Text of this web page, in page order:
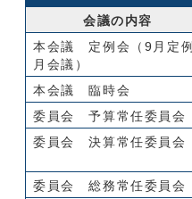
会議の内容
本会議 定例会（9月定例
月会議）
本会議 臨時会
委員会 予算常任委員会
委員会 決算常任委員会
委員会 総務常任委員会